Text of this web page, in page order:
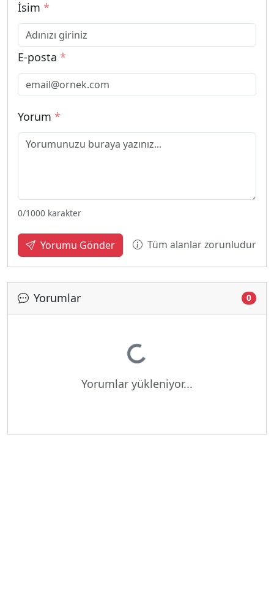
İsim *
E-posta *
Yorum *
0/1000 karakter
Yorumu Gönder Tüm alanlar zorunludur
Yorumlar 0
Yükleniyor...
Yorumlar yükleniyor...